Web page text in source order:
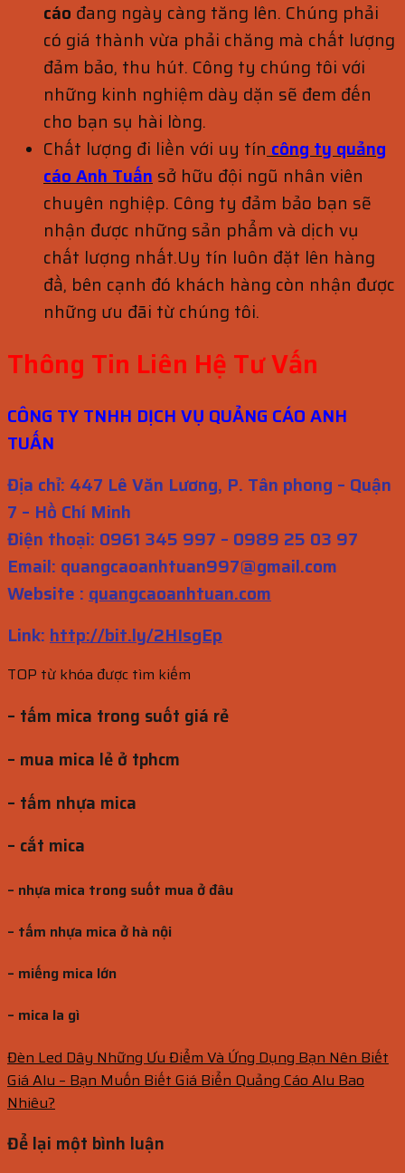
cáo đang ngày càng tăng lên. Chúng phải
có giá thành vừa phải chăng mà chất lượng
đảm bảo, thu hút. Công ty chúng tôi với
những kinh nghiệm dày dặn sẽ đem đến
cho bạn sụ hài lòng.
Chất lượng đi liền với uy tín công ty quảng
cáo Anh Tuấn sở hữu đội ngũ nhân viên
chuyên nghiệp. Công ty đảm bảo bạn sẽ
nhận được những sản phẩm và dịch vụ
chất lượng nhất.Uy tín luôn đặt lên hàng
đầ, bên cạnh đó khách hàng còn nhận được
những ưu đãi từ chúng tôi.
Thông Tin Liên Hệ Tư Vấn
CÔNG TY TNHH DỊCH VỤ QUẢNG CÁO ANH
TUẤN
Địa chỉ: 447 Lê Văn Lương, P. Tân phong – Quận
7 – Hồ Chí Minh
Điện thoại: 0961 345 997 – 0989 25 03 97
Email: quangcaoanhtuan997@gmail.com
Website : quangcaoanhtuan.com
Link: http://bit.ly/2HIsgEp
TOP từ khóa được tìm kiếm
– tấm mica trong suốt giá rẻ
– mua mica lẻ ở tphcm
– tấm nhựa mica
– cắt mica
– nhựa mica trong suốt mua ở đâu
– tấm nhựa mica ở hà nội
– miếng mica lớn
– mica la gì
Đèn Led Dây Những Ưu Điểm Và Ứng Dụng Bạn Nên Biết
Giá Alu – Bạn Muốn Biết Giá Biển Quảng Cáo Alu Bao
Nhiêu?
Để lại một bình luận